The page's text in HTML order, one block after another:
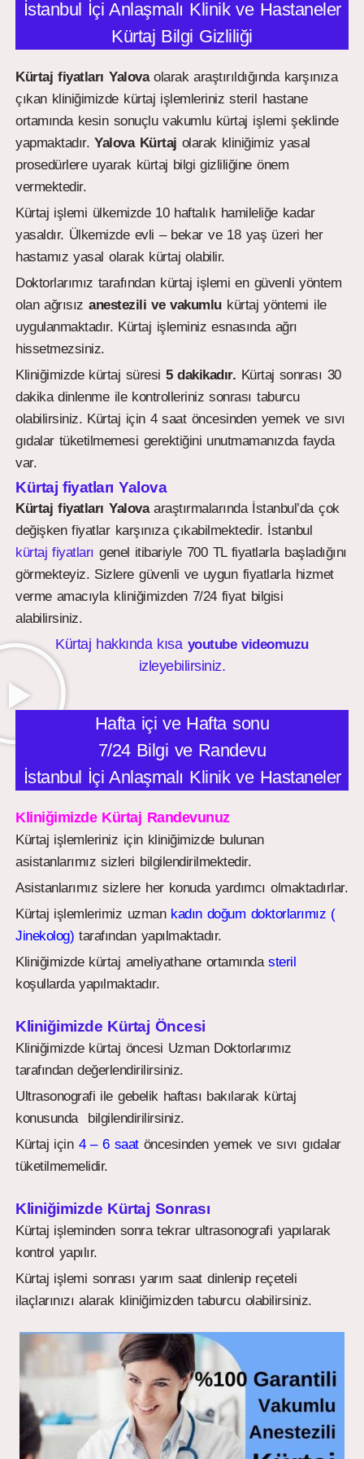
İstanbul İçi Anlaşmalı Klinik ve Hastaneler
Kürtaj Bilgi Gizliliği
Kürtaj fiyatları Yalovaolarak araştırıldığında karşınıza
çıkan kliniğimizde kürtaj işlemleriniz steril hastane
ortamında kesin sonuçlu vakumlu kürtaj işlemi şeklinde
yapmaktadır.YalovaKürtaj olarak kliniğimiz yasal
prosedürlere uyarak kürtaj bilgi gizliliğine önem
vermektedir.
Kürtaj işlemi ülkemizde 10 haftalık hamileliğe kadar
yasaldır. Ülkemizde evli – bekar ve 18 yaş üzeri her
hastamız yasal olarak kürtaj olabilir.
Doktorlarımız tarafından kürtaj işlemi en güvenli yöntem
olan ağrısızanestezili ve vakumlukürtaj yöntemi ile
uygulanmaktadır. Kürtaj işleminiz esnasında ağrı
hissetmezsiniz.
Kliniğimizde kürtaj süresi 5 dakikadır. Kürtaj sonrası 30
dakika dinlenme ile kontrolleriniz sonrası taburcu
olabilirsiniz. Kürtaj için 4 saat öncesinden yemek ve sıvı
gıdalar tüketilmemesi gerektiğini unutmamanızda fayda
var.
Kürtaj fiyatları Yalova
Kürtaj fiyatları Yalovaaraştırmalarında İstanbul’da çok
değişken fiyatlar karşınıza çıkabilmektedir. İstanbul
kürtaj fiyatları genel itibariyle 700 TL fiyatlarla başladığını
görmekteyiz. Sizlere güvenli ve uygun fiyatlarla hizmet
verme amacıyla kliniğimizden 7/24 fiyat bilgisi
alabilirsiniz.
Kürtaj hakkında kısa youtube videomuzu
izleyebilirsiniz.
Hafta içi ve Hafta sonu
7/24 Bilgi ve Randevu
İstanbul İçi Anlaşmalı Klinik ve Hastaneler
Kliniğimizde Kürtaj Randevunuz
Kürtaj işlemleriniz için kliniğimizde bulunan
asistanlarımız sizleri bilgilendirilmektedir.
Asistanlarımız sizlere her konuda yardımcı olmaktadırlar.
Kürtaj işlemlerimiz uzman kadın doğum doktorlarımız (
Jinekolog) tarafından yapılmaktadır.
Kliniğimizde kürtaj ameliyathane ortamındasteril
koşullarda yapılmaktadır.
Kliniğimizde Kürtaj Öncesi
Kliniğimizde kürtaj öncesi Uzman Doktorlarımız
tarafından değerlendirilirsiniz.
Ultrasonografi ile gebelik haftası bakılarak kürtaj
konusunda bilgilendirilirsiniz.
Kürtaj için 4 – 6 saatöncesinden yemek ve sıvı gıdalar
tüketilmemelidir.
Kliniğimizde Kürtaj Sonrası
Kürtaj işleminden sonra tekrar ultrasonografi yapılarak
kontrol yapılır.
Kürtaj işlemi sonrası yarım saat dinlenip reçeteli
ilaçlarınızı alarak kliniğimizden taburcu olabilirsiniz.